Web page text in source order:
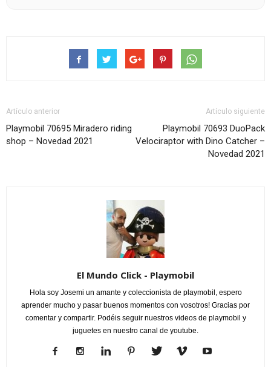
Artículo anterior
Playmobil 70695 Miradero riding
shop – Novedad 2021
Artículo siguiente
Playmobil 70693 DuoPack
Velociraptor with Dino Catcher –
Novedad 2021
El Mundo Click - Playmobil
Hola soy Josemi un amante y coleccionista de playmobil, espero
aprender mucho y pasar buenos momentos con vosotros! Gracias por
comentar y compartir. Podéis seguir nuestros videos de playmobil y
juguetes en nuestro canal de youtube.